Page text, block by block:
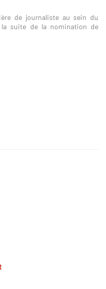
de journaliste au sein du
suite de la nomination de